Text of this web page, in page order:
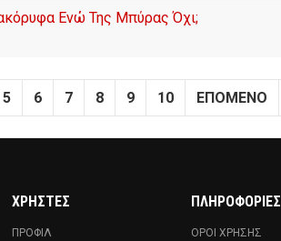
Ενώ Της Μπύρας Όχι;
5 6 7 8 9 10 ΕΠΌΜΕΝΟ
ΧΡΗΣΤΕΣ
ΠΡΟΦΙΛ
ΠΛΗΡΟΦΟΡΙΕΣ
ΟΡΟΙ ΧΡΗΣΗΣ